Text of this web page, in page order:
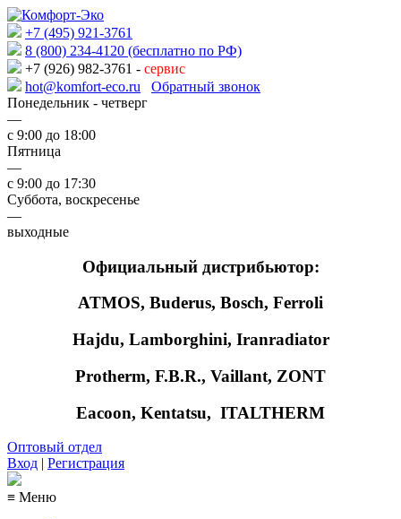
+7 (495) 921-3761
8 (800) 234-4120 (бесплатно по РФ)
+7 (926) 982-3761 - сервис
hot@komfort-eco.ru
Обратный звонок
Понедельник - четверг
—
с 9:00 до 18:00
Пятница
—
с 9:00 до 17:30
Суббота, воскресенье
—
выходные
Официальный дистрибьютор:
ATMOS, Buderus, Bosch, Ferroli
Hajdu, Lamborghini, Iranradiator
Protherm, F.B.R., Vaillant, ZONT
Eacoon, Kentatsu, ITALTHERM
Оптовый отдел
Вход | Регистрация
≡ Меню